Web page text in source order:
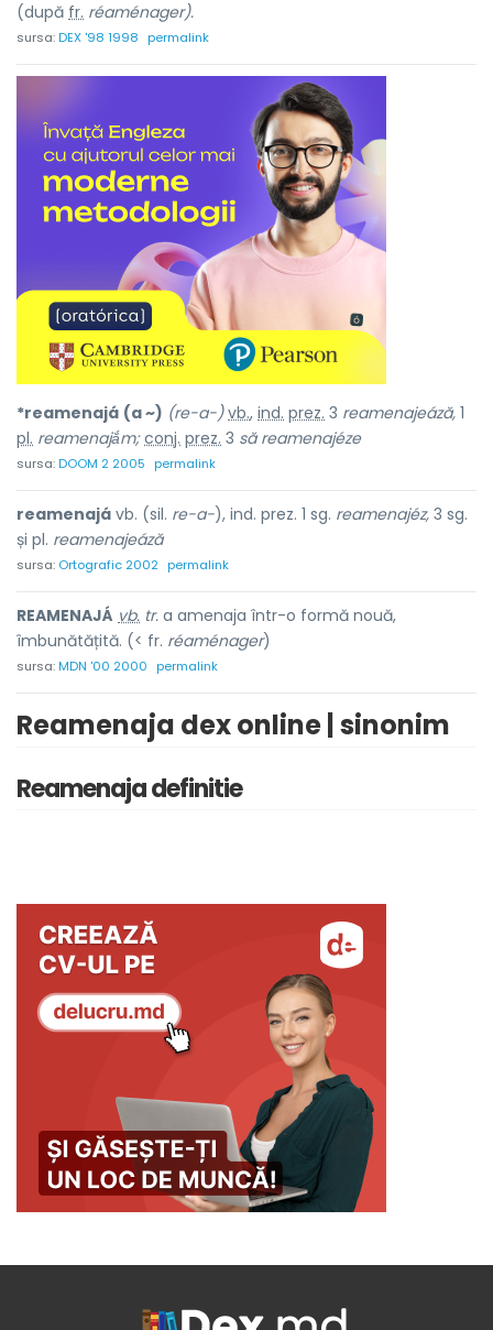
(după fr. réaménager).
sursa:DEX '98 1998 permalink
*reamenajá (a ~) (re-a-) vb., ind. prez. 3 reamenajeáză, 1
pl. reamenajắm; conj. prez. 3 să reamenajéze
sursa:DOOM 2 2005 permalink
reamenajá vb. (sil. re-a-), ind. prez. 1 sg. reamenajéz, 3 sg.
și pl. reamenajeáză
sursa: Ortografic 2002 permalink
REAMENAJÁ vb. tr. a amenaja într-o formă nouă,
îmbunătățită. (< fr. réaménager)
sursa:MDN '00 2000 permalink
Reamenaja dex online | sinonim
Reamenaja definitie